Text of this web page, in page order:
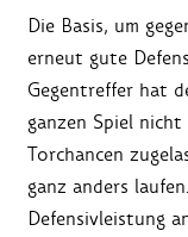
Die Basis, um
erneut gute
Gegentreffer hat
ganzen Spiel
Torchancen
ganz anders
Defensivleistung